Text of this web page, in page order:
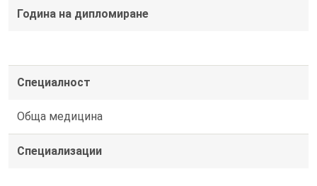
Година на дипломиране
Специалност
Обща медицина
Специализации